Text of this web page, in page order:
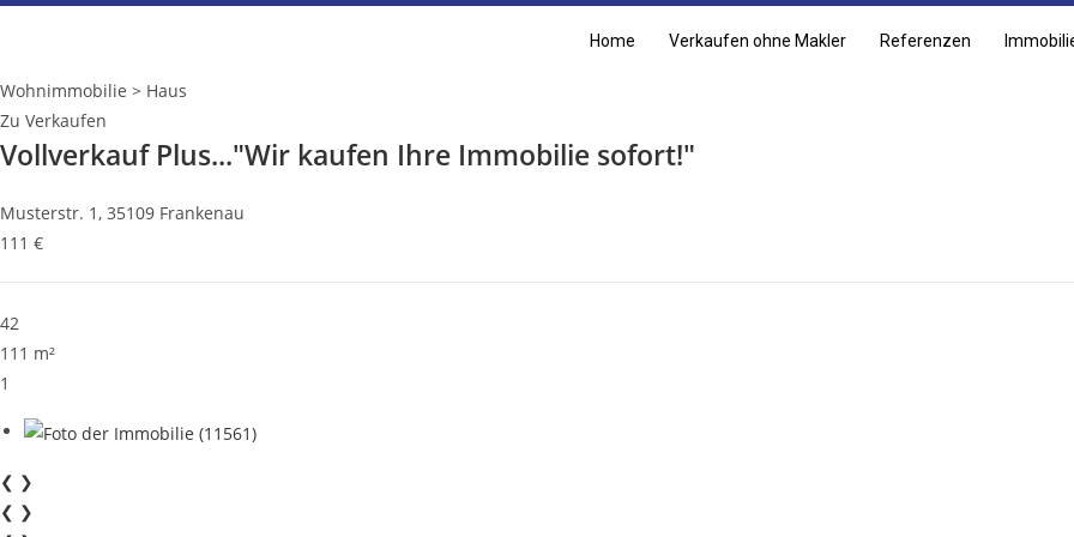
Home Verkaufen ohne Makler Referenzen
Wohnimmobilie > Haus
Zu Verkaufen
Vollverkauf Plus..."Wir kaufen Ihre Immobilie sofort!"
Musterstr. 1, 35109 Frankenau
111 €
42
111 m²
1
❮ ❯
❮ ❯